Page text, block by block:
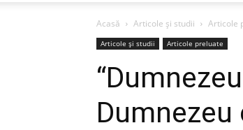
Acasă Articole şi studii Articole
Articole şi studii Articole preluate
Dumnezeu